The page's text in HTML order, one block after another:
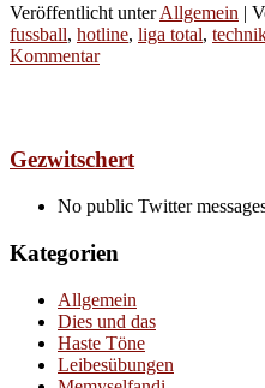
Veröffentlicht unter Allgemein |
fussball, hotline, liga total,
Kommentar
Gezwitschert
No public Twitter
Kategorien
Allgemein
Dies und das
Haste Töne
Leibesübungen